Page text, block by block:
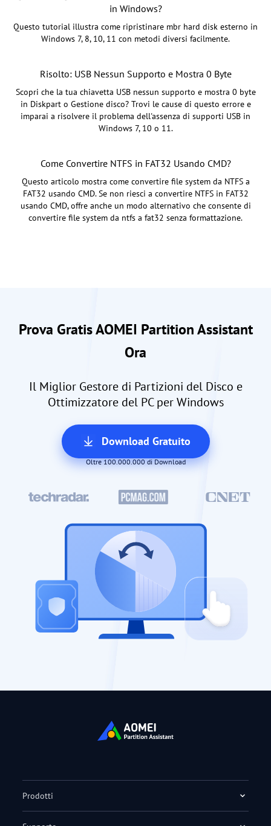
in Windows?
Questo tutorial illustra come ripristinare mbr hard disk esterno in
Windows 7, 8, 10, 11 con metodi diversi facilmente.
Risolto: USB Nessun Supporto e Mostra 0 Byte
Scopri che la tua chiavetta USB nessun supporto e mostra 0 byte
in Diskpart o Gestione disco? Trovi le cause di questo errore e
imparai a risolvere il problema dell'assenza di supporti USB in
Windows 7, 10 o 11.
Come Convertire NTFS in FAT32 Usando CMD?
Questo articolo mostra come convertire file system da NTFS a
FAT32 usando CMD. Se non riesci a convertire NTFS in FAT32
usando CMD, offre anche un modo alternativo che consente di
convertire file system da ntfs a fat32 senza formattazione.
Prova Gratis AOMEI Partition Assistant
Ora
Il Miglior Gestore di Partizioni del Disco e
Ottimizzatore del PC per Windows
Download Gratuito
Oltre 100.000.000 di Download
Prodotti